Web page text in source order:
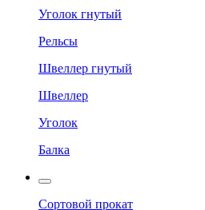
Уголок гнутый
Рельсы
Швеллер гнутый
Швеллер
Уголок
Балка
Сортовой прокат